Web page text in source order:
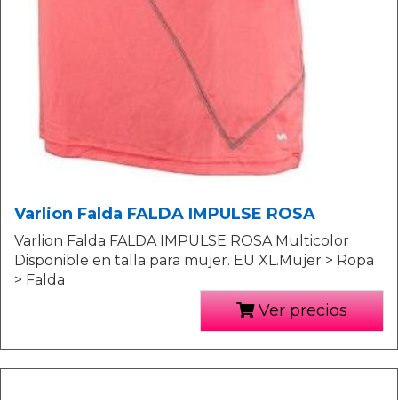
Varlion Falda FALDA IMPULSE ROSA
Varlion Falda FALDA IMPULSE ROSA Multicolor
Disponible en talla para mujer. EU XL.Mujer > Ropa
> Falda
Ver precios